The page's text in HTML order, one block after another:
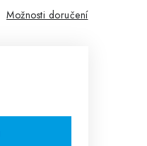
Možnosti doručení